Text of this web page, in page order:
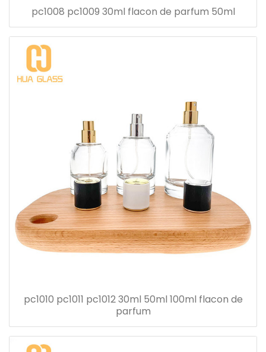
pc1008 pc1009 30ml flacon de parfum 50ml
pc1010 pc1011 pc1012 30ml 50ml 100ml flacon de
parfum